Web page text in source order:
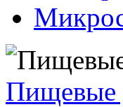
Пищевые